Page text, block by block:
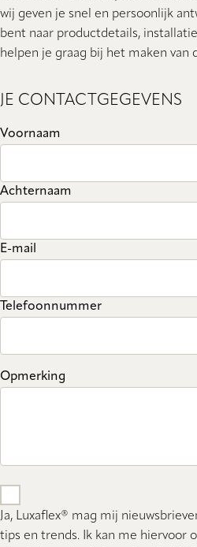
wij geven je snel en persoonlijk
bent naar productdetails,
helpen je graag bij het maken van
JE CONTACTGEGEVENS
Voornaam
Achternaam
E-mail
Telefoonnummer
Opmerking
Ja, Luxaflex® mag mij
tips en trends. Ik kan me hiervoor